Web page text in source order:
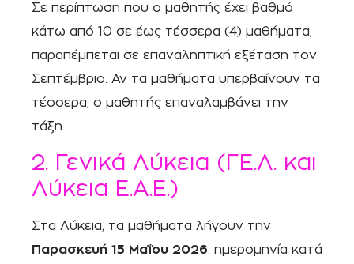
Σε περίπτωση που ο μαθητής έχει βαθμό
κάτω από 10 σε έως τέσσερα (4) μαθήματα,
παραπέμπεται σε επαναληπτική εξέταση τον
Σεπτέμβριο. Αν τα μαθήματα υπερβαίνουν τα
τέσσερα, ο μαθητής επαναλαμβάνει την
τάξη.
2. Γενικά Λύκεια (ΓΕ.Λ. και
Λύκεια Ε.Α.Ε.)
Στα Λύκεια, τα μαθήματα λήγουν την
Παρασκευή 15 Μαΐου 2026, ημερομηνία κατά